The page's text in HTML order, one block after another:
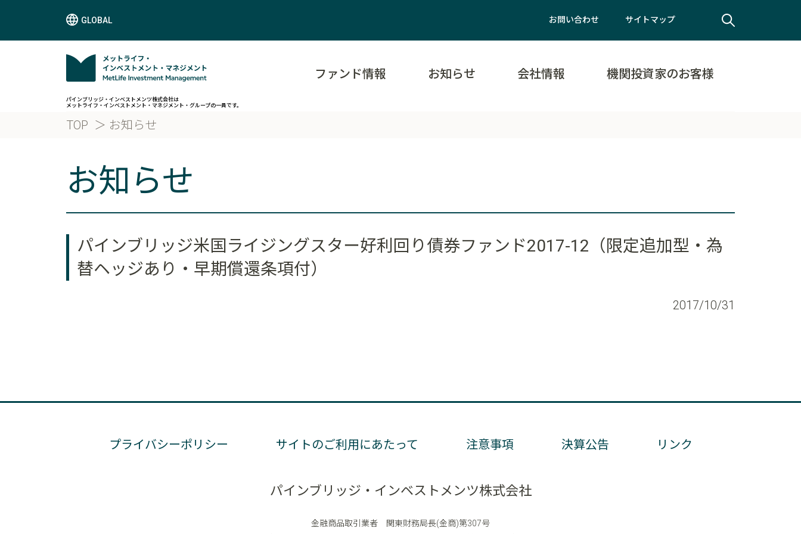
GLOBAL お問い合わせ サイトマップ
パインブリッジ・インベストメンツ株式会社は
メットライフ・インベストメント・マネジメント・グループの一員です。
ファンド情報 お知らせ 会社情報 機関投資家のお客様
TOP お知らせ
お知らせ
パインブリッジ米国ライジングスター好利回り債券ファンド2017-12（限定追加型・為
替ヘッジあり・早期償還条項付）
2017/10/31
プライバシーポリシー サイトのご利用にあたって 注意事項 決算公告 リンク
パインブリッジ・インベストメンツ株式会社
金融商品取引業者 関東財務局長(金商)第307号